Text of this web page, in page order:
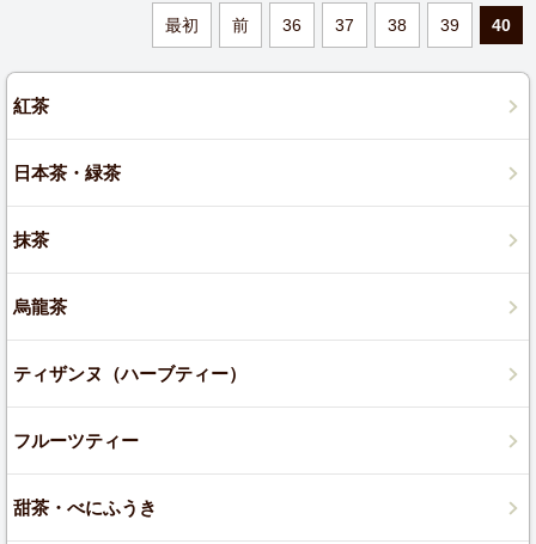
最初 前 36 37 38 39 40
紅茶
日本茶・緑茶
抹茶
烏龍茶
ティザンヌ（ハーブティー）
フルーツティー
甜茶・べにふうき